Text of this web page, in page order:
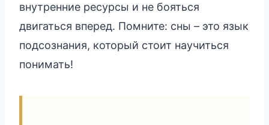
внутренние ресурсы и не бояться
двигаться вперед. Помните: сны – это язык
подсознания, который стоит научиться
понимать!